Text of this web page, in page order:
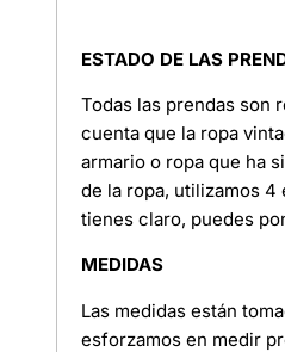
ESTADO DE LAS
Todas las prendas son
cuenta que la ropa
armario o ropa que ha
de la ropa, utilizamos
tienes claro, puedes
MEDIDAS
Las medidas están
esforzamos en medir